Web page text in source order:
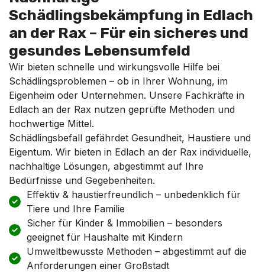
Schädlingsbekämpfung in Edlach
an der Rax – Für ein sicheres und
gesundes Lebensumfeld
Wir bieten schnelle und wirkungsvolle Hilfe bei
Schädlingsproblemen – ob in Ihrer Wohnung, im
Eigenheim oder Unternehmen. Unsere Fachkräfte in
Edlach an der Rax nutzen geprüfte Methoden und
hochwertige Mittel.
Schädlingsbefall gefährdet Gesundheit, Haustiere und
Eigentum. Wir bieten in Edlach an der Rax individuelle,
nachhaltige Lösungen, abgestimmt auf Ihre
Bedürfnisse und Gegebenheiten.
Effektiv & haustierfreundlich – unbedenklich für
Tiere und Ihre Familie
Sicher für Kinder & Immobilien – besonders
geeignet für Haushalte mit Kindern
Umweltbewusste Methoden – abgestimmt auf die
Anforderungen einer Großstadt